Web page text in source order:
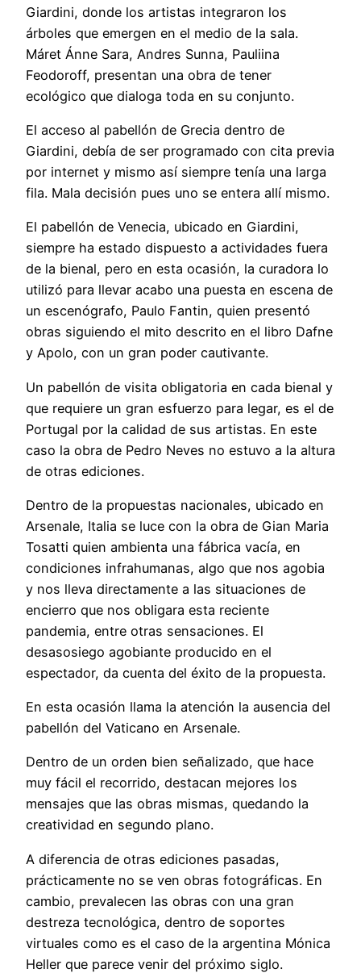
Giardini, donde los artistas integraron los
árboles que emergen en el medio de la sala.
Máret Ánne Sara, Andres Sunna, Pauliina
Feodoroff, presentan una obra de tener
ecológico que dialoga toda en su conjunto.
El acceso al pabellón de Grecia dentro de
Giardini, debía de ser programado con cita previa
por internet y mismo así siempre tenía una larga
fila. Mala decisión pues uno se entera allí mismo.
El pabellón de Venecia, ubicado en Giardini,
siempre ha estado dispuesto a actividades fuera
de la bienal, pero en esta ocasión, la curadora lo
utilizó para llevar acabo una puesta en escena de
un escenógrafo, Paulo Fantin, quien presentó
obras siguiendo el mito descrito en el libro Dafne
y Apolo, con un gran poder cautivante.
Un pabellón de visita obligatoria en cada bienal y
que requiere un gran esfuerzo para legar, es el de
Portugal por la calidad de sus artistas. En este
caso la obra de Pedro Neves no estuvo a la altura
de otras ediciones.
Dentro de la propuestas nacionales, ubicado en
Arsenale, Italia se luce con la obra de Gian Maria
Tosatti quien ambienta una fábrica vacía, en
condiciones infrahumanas, algo que nos agobia
y nos lleva directamente a las situaciones de
encierro que nos obligara esta reciente
pandemia, entre otras sensaciones. El
desasosiego agobiante producido en el
espectador, da cuenta del éxito de la propuesta.
En esta ocasión llama la atención la ausencia del
pabellón del Vaticano en Arsenale.
Dentro de un orden bien señalizado, que hace
muy fácil el recorrido, destacan mejores los
mensajes que las obras mismas, quedando la
creatividad en segundo plano.
A diferencia de otras ediciones pasadas,
prácticamente no se ven obras fotográficas. En
cambio, prevalecen las obras con una gran
destreza tecnológica, dentro de soportes
virtuales como es el caso de la argentina Mónica
Heller que parece venir del próximo siglo.